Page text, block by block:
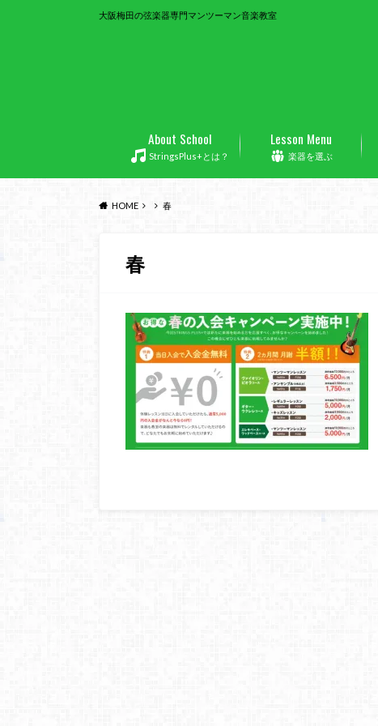
大阪梅田の弦楽器専門マンツーマン音楽教室
About School
StringsPlus+とは？
Lesson Menu
楽器を選ぶ
HOME 春
春